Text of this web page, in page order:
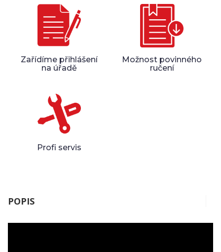
Zařídíme přihlášení
na úřadě
Možnost povinného
ručení
Profi servis
POPIS